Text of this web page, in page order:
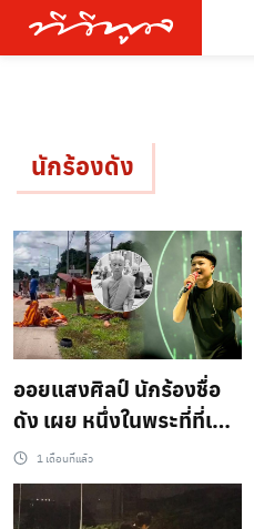
นักร้องดัง
ออยแสงศิลป์ นักร้องชื่อ
ดัง เผย หนึ่งในพระที่ที่เป็น
ข่าว คือคุณพ่อของผมเอง
คับ ท่านเสียชีวิตแล้วนะ
คับ“
1 เดือนที่แล้ว